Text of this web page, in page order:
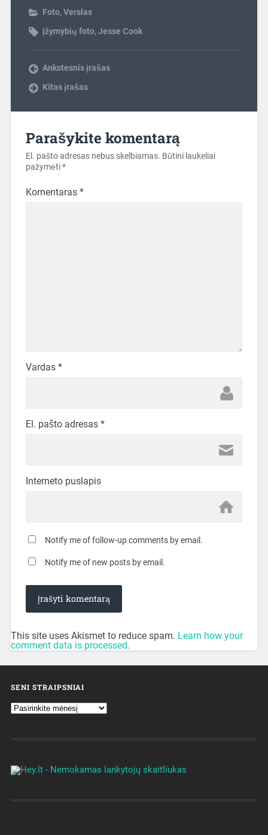
Foto,Verslas
Įžymybių foto,Jesse Сook
Ankstesnis įrašas
Kitas įrašas
Parašykite komentarą
El. pašto adresas nebus skelbiamas. Būtini laukeliai
pažymėti*
Komentaras *
Vardas *
El. pašto adresas *
Interneto puslapis
Notify me of follow-up comments by email.
Notify me of new posts by email.
This site uses Akismet to reduce spam. Learn how your
comment data is processed.
SENI STRAIPSNIAI